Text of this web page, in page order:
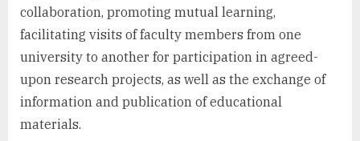
collaboration, promoting mutual learning,
facilitating visits of faculty members from one
university to another for participation in agreed-
upon research projects, as well as the exchange of
information and publication of educational
materials.